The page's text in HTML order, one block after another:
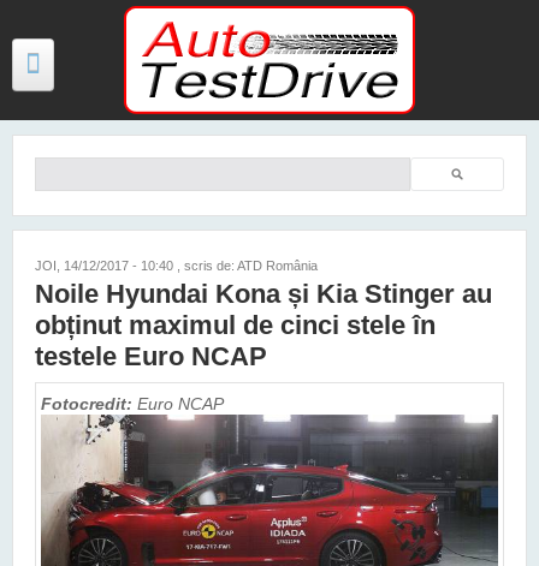
Mergi la conţinutul principal
TESTE
FOTO
VIDEO
PREȚURI MODELE NOI
MAȘINI ELECTRICE ȘI HIBRID
CONTACT
Căutare
JOI, 14/12/2017 - 10:40 , scris de: ATD România
Noile Hyundai Kona și Kia Stinger au
obținut maximul de cinci stele în
testele Euro NCAP
Fotocredit: Euro NCAP